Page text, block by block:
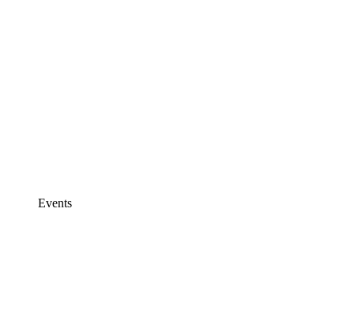
Events